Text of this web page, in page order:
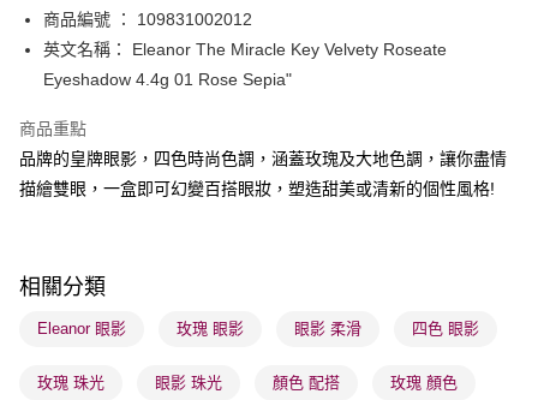
送貨方式
順豐自助櫃 - 確認發貨後1-3個工作天送達
順豐站及營業點 - 確認發貨後1-3個工作天送達
每筆HK$65.00，滿HK$300.00或以上免運費
每筆HK$65.00，滿HK$300.00或以上免運費
(香港門市) 只顯示可選門市。確認發貨後2-5個工作天到店，3天內
取。逾期會取消訂單，並不會安排重寄
商品編號 ： 109831002012
英文名稱： Eleanor The Miracle Key Velvety Roseate
Eyeshadow 4.4g 01 Rose Sepia"
商品重點
品牌的皇牌眼影，四色時尚色調，涵蓋玫瑰及大地色調，讓你盡情
描繪雙眼，一盒即可幻變百搭眼妝，塑造甜美或清新的個性風格!
相關分類
Eleanor 眼影 玫瑰 眼影 眼影 柔滑 四色 眼影
玫瑰 珠光 眼影 珠光 顏色 配搭 玫瑰 顏色